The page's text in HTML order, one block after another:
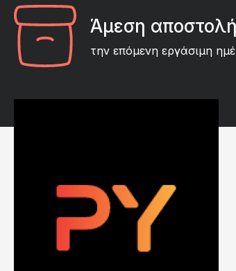
Άμεση
την επόμενη εργάσιμη